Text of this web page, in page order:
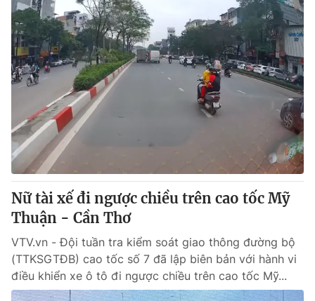
Nữ tài xế đi ngược chiều trên cao tốc Mỹ
Thuận - Cần Thơ
VTV.vn - Đội tuần tra kiểm soát giao thông đường bộ
(TTKSGTĐB) cao tốc số 7 đã lập biên bản với hành vi
điều khiển xe ô tô đi ngược chiều trên cao tốc Mỹ...